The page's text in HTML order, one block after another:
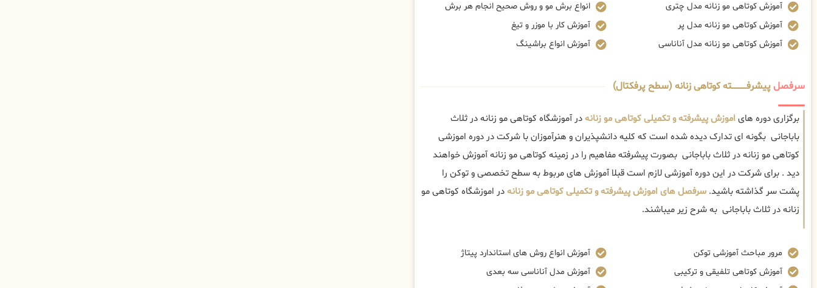
آموزش کوتاهی مو زنانه مدل چتری
آموزش کوتاهی مو زنانه مدل پر
آموزش کوتاهی مو زنانه مدل آناناسی
انواع برش مو و روش صحیح انجام هر برش
آموزش کار با موزر و تیغ
آموزش انواع براشینگ
سرفصلپیشرفــــــــــــته کوتاهی زنانه (سطح پرفکتال)
برگزاری دوره های اموزش پیشرفته و تکمیلی کوتاهی مو زنانهدر آموزشگاه کوتاهی مو زنانه در ثلاث
باباجانی بگونه ای تدارک دیده شده است که کلیه دانشپذیران و هنرآموزان با شرکت در دوره اموزشی
کوتاهی مو زنانه در ثلاث باباجانی بصورت پیشرفته مفاهیم را در زمینه کوتاهی مو زنانه آموزش خواهند
دید . برای شرکت در این دوره آموزشی لازم است قبلا آموزش های مربوط به سطح تخصصی و توکن را
پشت سر گذاشته باشید. سرفصل های اموزش پیشرفته و تکمیلی کوتاهی مو زنانهدر اموزشگاه کوتاهی مو
زنانه در ثلاث باباجانی به شرح زیر میباشند.
مرور مباحث آموزشی توکن
آموزش کوتاهی تلفیقی و ترکیبی
آموزش انواع روش های استاندارد پیتاژ
آموزش مدل آناناسی سه بعدی